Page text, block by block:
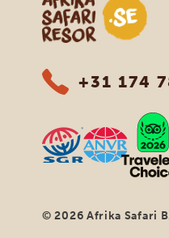
+31 174
© 2026 Afrika Safari